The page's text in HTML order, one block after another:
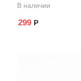
В наличии
299 Р